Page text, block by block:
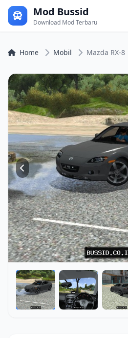
Mod Bussid
Download Mod Terbaru
Home Mobil Mazda RX-8